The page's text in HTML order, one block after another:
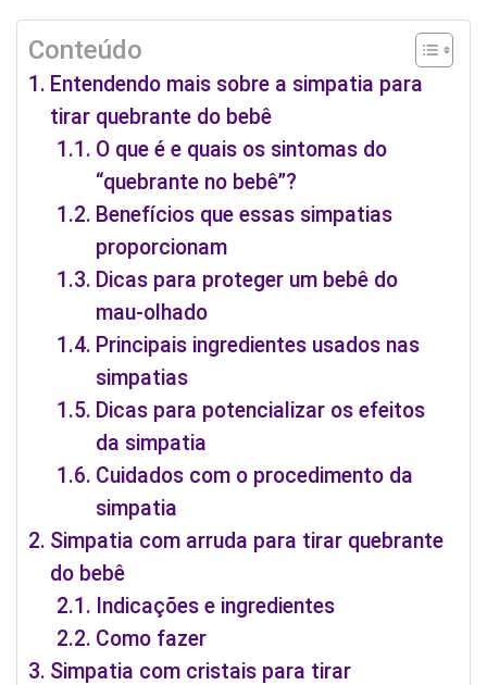
Conteúdo
Entendendo mais sobre a simpatia para
tirar quebrante do bebê
O que é e quais os sintomas do
“quebrante no bebê”?
Benefícios que essas simpatias
proporcionam
Dicas para proteger um bebê do
mau-olhado
Principais ingredientes usados nas
simpatias
Dicas para potencializar os efeitos
da simpatia
Cuidados com o procedimento da
simpatia
Simpatia com arruda para tirar quebrante
do bebê
Indicações e ingredientes
Como fazer
Simpatia com cristais para tirar